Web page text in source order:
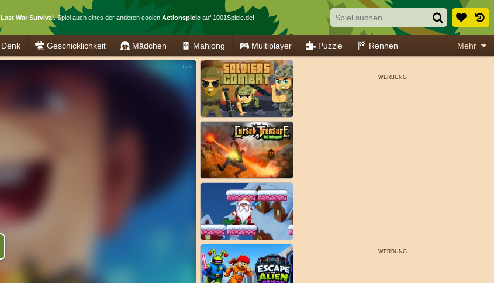
Last War Survival. Spiel auch eines der anderen coolen Actionspieleauf 1001Spiele.de!
Denk Geschicklichkeit Mädchen Mahjong Multiplayer Puzzle Rennen Mehr